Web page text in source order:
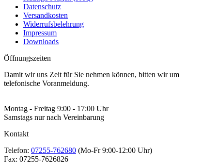
Datenschutz
Versandkosten
Widerrufsbelehrung
Impressum
Downloads
Öffnungszeiten
Damit wir uns Zeit für Sie nehmen können, bitten wir um
telefonische Voranmeldung.
Montag - Freitag 9:00 - 17:00 Uhr
Samstags nur nach Vereinbarung
Kontakt
Telefon: 07255-762680 (Mo-Fr 9:00-12:00 Uhr)
Fax: 07255-7626826